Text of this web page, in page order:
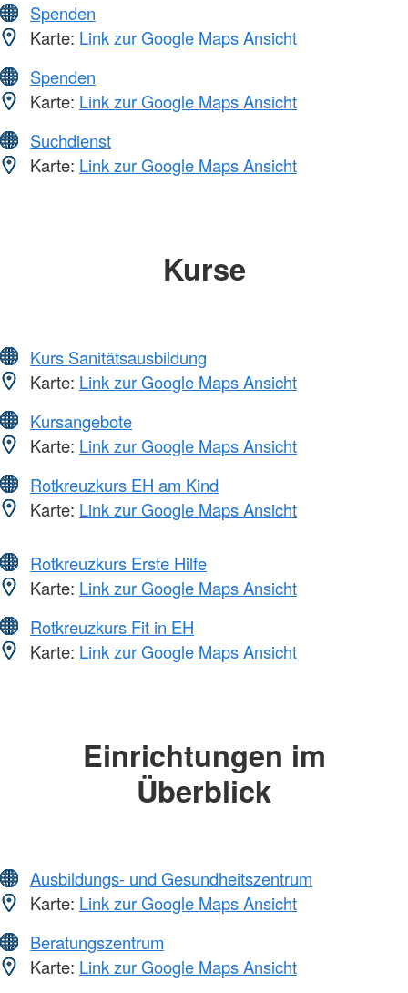
Spenden
Karte: Link zur Google Maps Ansicht
Spenden
Karte: Link zur Google Maps Ansicht
Suchdienst
Karte: Link zur Google Maps Ansicht
Kurse
Kurs Sanitätsausbildung
Karte: Link zur Google Maps Ansicht
Kursangebote
Karte: Link zur Google Maps Ansicht
Rotkreuzkurs EH am Kind
Karte: Link zur Google Maps Ansicht
Rotkreuzkurs Erste Hilfe
Karte: Link zur Google Maps Ansicht
Rotkreuzkurs Fit in EH
Karte: Link zur Google Maps Ansicht
Einrichtungen im
Überblick
Ausbildungs- und Gesundheitszentrum
Karte: Link zur Google Maps Ansicht
Beratungszentrum
Karte: Link zur Google Maps Ansicht